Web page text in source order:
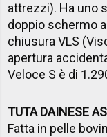
attrezzi). Ha uno
doppio schermo
chiusura VLS
apertura
Veloce S è di
TUTA DAINESE
Fatta in pelle